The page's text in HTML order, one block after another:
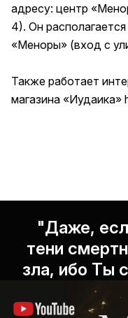
адресу: центр
4). Он
«Меноры» (вход с
Также работает
магазина «Иудаика»
"Даже,
тени
зла, ибо Ты